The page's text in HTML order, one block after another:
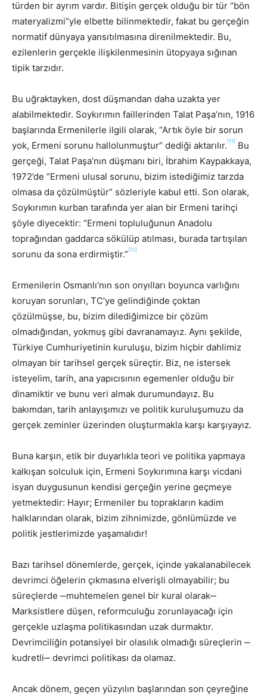
türden bir ayrım vardır. Bitişin gerçek olduğu bir tür “bön
materyalizmi”yle elbette bilinmektedir, fakat bu gerçeğin
normatif dünyaya yansıtılmasına direnilmektedir. Bu,
ezilenlerin gerçekle ilişkilenmesinin ütopyaya sığınan
tipik tarzıdır.
Bu uğraktayken, dost düşmandan daha uzakta yer
alabilmektedir. Soykırımın faillerinden Talat Paşa’nın, 1916
başlarında Ermenilerle ilgili olarak, “Artık öyle bir sorun
yok, Ermeni sorunu hallolunmuştur” dediği aktarılır. [11] Bu
gerçeği, Talat Paşa’nın düşmanı biri, İbrahim Kaypakkaya,
1972’de “Ermeni ulusal sorunu, bizim istediğimiz tarzda
olmasa da çözülmüştür” sözleriyle kabul etti. Son olarak,
Soykırımın kurban tarafında yer alan bir Ermeni tarihçi
şöyle diyecektir: “Ermeni topluluğunun Anadolu
toprağından gaddarca sökülüp atılması, burada tartışılan
sorunu da sona erdirmiştir.” [12]
Ermenilerin Osmanlı’nın son onyılları boyunca varlığını
koruyan sorunları, TC’ye gelindiğinde çoktan
çözülmüşse, bu, bizim dilediğimizce bir çözüm
olmadığından, yokmuş gibi davranamayız. Aynı şekilde,
Türkiye Cumhuriyetinin kuruluşu, bizim hiçbir dahlimiz
olmayan bir tarihsel gerçek süreçtir. Biz, ne istersek
isteyelim, tarih, ana yapıcısının egemenler olduğu bir
dinamiktir ve bunu veri almak durumundayız. Bu
bakımdan, tarih anlayışımızı ve politik kuruluşumuzu da
gerçek zeminler üzerinden oluşturmakla karşı karşıyayız.
Buna karşın, etik bir duyarlıkla teori ve politika yapmaya
kalkışan solculuk için, Ermeni Soykırımına karşı vicdani
isyan duygusunun kendisi gerçeğin yerine geçmeye
yetmektedir: Hayır; Ermeniler bu toprakların kadim
halklarından olarak, bizim zihnimizde, gönlümüzde ve
politik jestlerimizde yaşamalıdır!
Bazı tarihsel dönemlerde, gerçek, içinde yakalanabilecek
devrimci öğelerin çıkmasına elverişli olmayabilir; bu
süreçlerde ‒muhtemelen genel bir kural olarak‒
Marksistlere düşen, reformculuğu zorunlayacağı için
gerçekle uzlaşma politikasından uzak durmaktır.
Devrimciliğin potansiyel bir olasılık olmadığı süreçlerin ‒
kudretli‒ devrimci politikası da olamaz.
Ancak dönem, geçen yüzyılın başlarından son çeyreğine